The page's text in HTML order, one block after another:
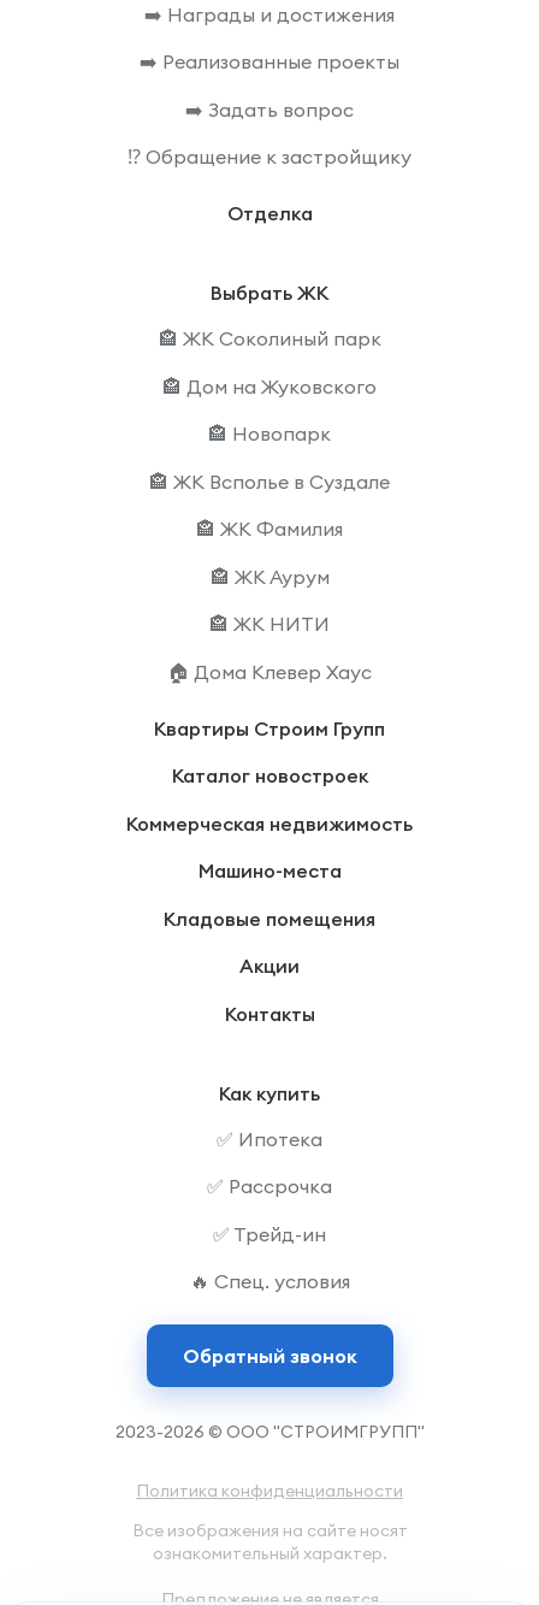
➡️ Награды и достижения
➡️ Реализованные проекты
➡️ Задать вопрос
⁉️ Обращение к застройщику
Отделка
Выбрать ЖК
🏤 ЖК Соколиный парк
🏤 Дом на Жуковского
🏤 Новопарк
🏤 ЖК Всполье в Суздале
🏤 ЖК Фамилия
🏤 ЖК Аурум
🏤 ЖК НИТИ
🏠 Дома Клевер Хаус
Квартиры Строим Групп
Каталог новостроек
Коммерческая недвижимость
Машино-места
Кладовые помещения
Акции
Контакты
Как купить
✅ Ипотека
✅ Рассрочка
✅ Трейд-ин
🔥 Спец. условия
Обратный звонок
2023-2026 © ООО "СТРОИМГРУПП"
Политика конфиденциальности
Все изображения на сайте носят
ознакомительный характер.
Предложение не является